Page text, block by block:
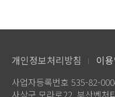
개인정보처리방침 이
사업자등록번호 535-82-
사상구 모라로22, 부산벤처